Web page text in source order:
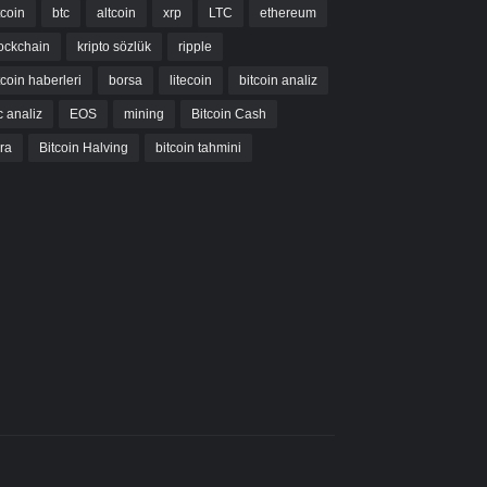
btc altcoin xrp LTC ethereum
kripto sözlük ripple
haberleri borsa litecoin bitcoin analiz
analiz EOS mining Bitcoin Cash
Bitcoin Halving bitcoin tahmini